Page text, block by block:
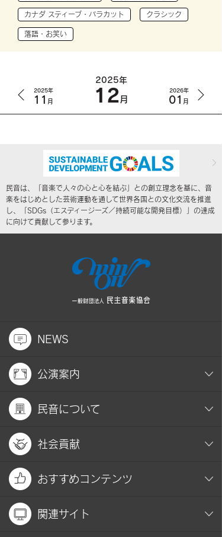
カナダ スティーブ・バラカット クラシック
落語・お笑い
2025年
11 月
2025年
12月
2026年
01 月
民音は、「音楽で人々の心と心を結ぶ」との創立理念を基に、音
楽をはじめとした芸術運動を通して世界各国との文化交流を推進
し、「SDGs（エスディージーズ／持続可能な開発目標）」の達成
に向けて貢献して参ります。
NEWS
公演案内
民音について
社会貢献
おすすめコンテンツ
関連サイト